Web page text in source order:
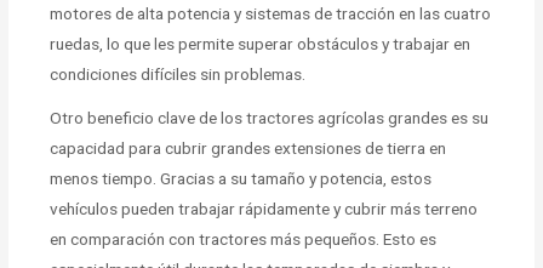
motores de alta potencia y sistemas de tracción en las cuatro
ruedas, lo que les permite superar obstáculos y trabajar en
condiciones difíciles sin problemas.
Otro beneficio clave de los tractores agrícolas grandes es su
capacidad para cubrir grandes extensiones de tierra en
menos tiempo. Gracias a su tamaño y potencia, estos
vehículos pueden trabajar rápidamente y cubrir más terreno
en comparación con tractores más pequeños. Esto es